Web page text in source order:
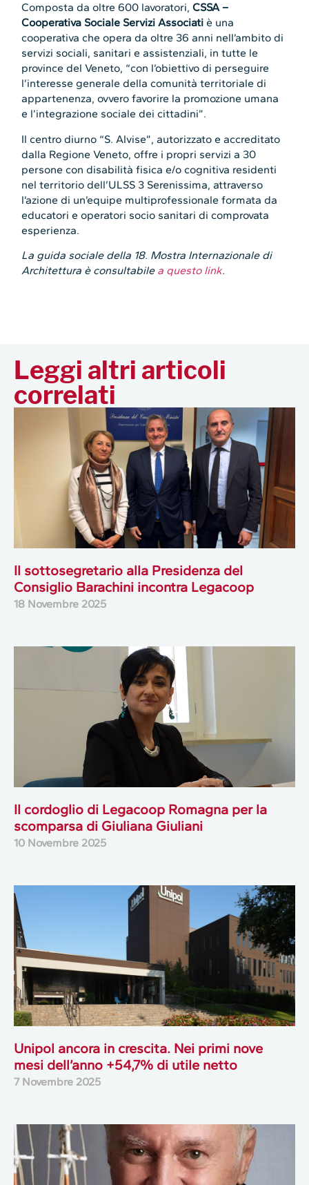
Composta da oltre 600 lavoratori,CSSA –
Cooperativa Sociale Servizi Associati è una
cooperativa che opera da oltre 36 anni nell’ambito di
servizi sociali, sanitari e assistenziali, in tutte le
province del Veneto, “con l’obiettivo di perseguire
l’interesse generale della comunità territoriale di
appartenenza, ovvero favorire la promozione umana
e l’integrazione sociale dei cittadini”.
Il centro diurno “S. Alvise”, autorizzato e accreditato
dalla Regione Veneto, offre i propri servizi a 30
persone con disabilità fisica e/o cognitiva residenti
nel territorio dell’ULSS 3 Serenissima, attraverso
l’azione di un’equipe multiprofessionale formata da
educatori e operatori socio sanitari di comprovata
esperienza.
La guida sociale della 18. Mostra Internazionale di
Architettura è consultabile a questo link.
Leggi altri articoli
correlati
Il sottosegretario alla Presidenza del
Consiglio Barachini incontra Legacoop
18 Novembre 2025
Il cordoglio di Legacoop Romagna per la
scomparsa di Giuliana Giuliani
10 Novembre 2025
Unipol ancora in crescita. Nei primi nove
mesi dell’anno +54,7% di utile netto
7 Novembre 2025